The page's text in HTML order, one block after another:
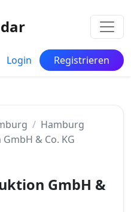
Login Registrieren
Hamburg
& Co. KG
GmbH &